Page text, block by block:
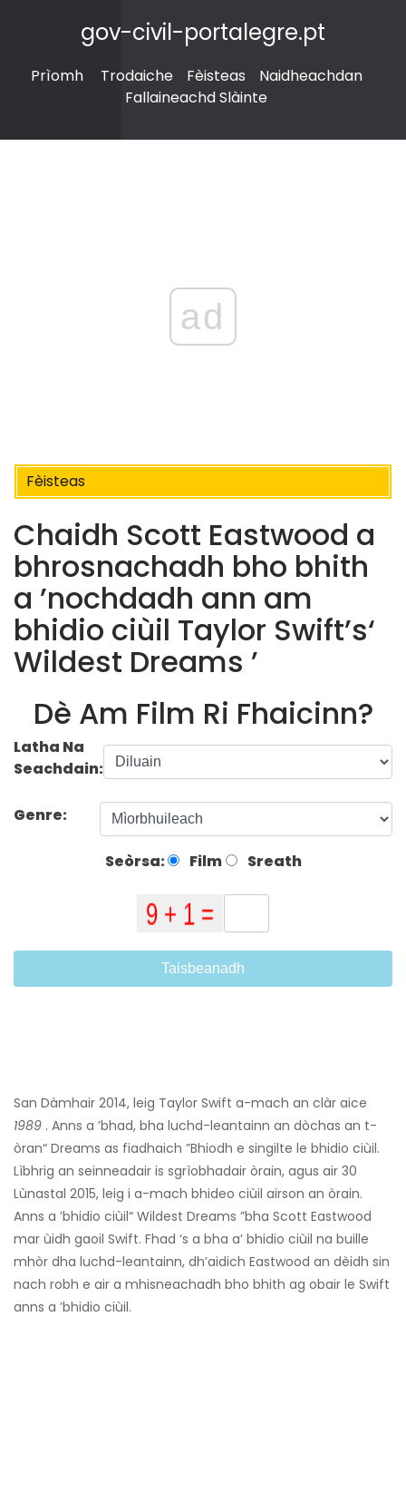
gov-civil-portalegre.pt
Prìomh Trodaiche Fèisteas
Naidheachdan
Fallaineachd Slàinte
ad
Fèisteas
Chaidh Scott Eastwood a
bhrosnachadh bho bhith
a ’nochdadh ann am
bhidio ciùil Taylor Swift’s‘
Wildest Dreams ’
Dè Am Film Ri Fhaicinn?
Latha Na
Seachdain:
Genre:
Seòrsa: Film Sreath
Taisbeanadh
San Dàmhair 2014, leig Taylor Swift a-mach an clàr aice
1989 . Anns a ’bhad, bha luchd-leantainn an dòchas an t-
òran“ Dreams as fiadhaich ”Bhiodh e singilte le bhidio ciùil.
Lìbhrig an seinneadair is sgrìobhadair òrain, agus air 30
Lùnastal 2015, leig i a-mach bhideo ciùil airson an òrain.
Anns a ’bhidio ciùil“ Wildest Dreams ”bha Scott Eastwood
mar ùidh gaoil Swift. Fhad ‘s a bha a’ bhidio ciùil na buille
mhòr dha luchd-leantainn, dh’aidich Eastwood an dèidh sin
nach robh e air a mhisneachadh bho bhith ag obair le Swift
anns a ’bhidio ciùil.